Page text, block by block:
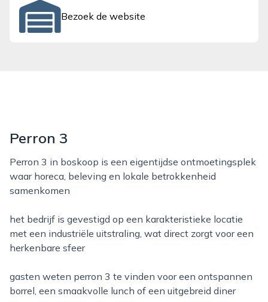
Bezoek de website
Perron 3
Perron 3 in boskoop is een eigentijdse ontmoetingsplek
waar horeca, beleving en lokale betrokkenheid
samenkomen
het bedrijf is gevestigd op een karakteristieke locatie
met een industriële uitstraling, wat direct zorgt voor een
herkenbare sfeer
gasten weten perron 3 te vinden voor een ontspannen
borrel, een smaakvolle lunch of een uitgebreid diner